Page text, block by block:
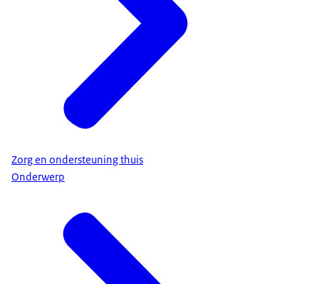
Zorg en ondersteuning thuis
Onderwerp